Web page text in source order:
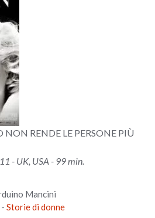
NON RENDE LE PERSONE PIÙ
- UK, USA - 99 min.
Mancini
-Storie di donne